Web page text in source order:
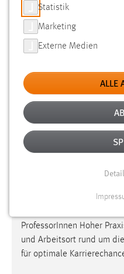
[PDF] Flyer Bachelor
Zusammenarbeit
Professorinnen und
Bibliothek
: Lern- und
Kontakte für optimale
Informationstechnik
ProfessorInnen Hoher
und Arbeitsort rund um
für optimale
Statistik
Marketing
Externe Medien
ALLE
Notwendige Cookies
Funktionen und sind
Website erforderlich.